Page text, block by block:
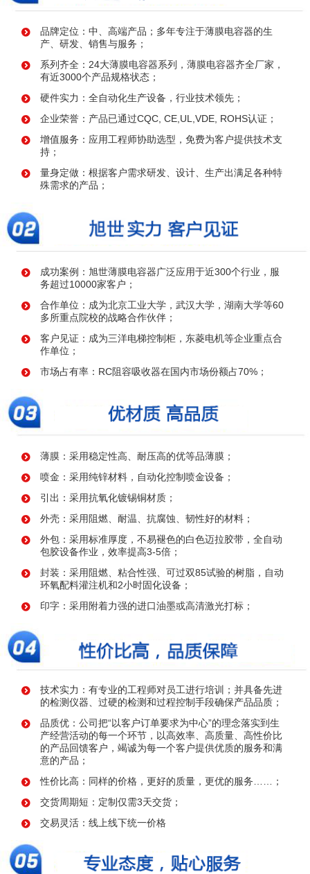
品牌定位：中、高端产品；多年专注于薄膜电容器的生
产、研发、销售与服务；
系列齐全：24大薄膜电容器系列，薄膜电容器齐全厂家，
有近3000个产品规格状态；
硬件实力：全自动化生产设备，行业技术领先；
企业荣誉：产品已通过CQC, CE,UL,VDE, ROHS认证；
增值服务：应用工程师协助选型，免费为客户提供技术支
持；
量身定做：根据客户需求研发、设计、生产出满足各种特
殊需求的产品；
成功案例：旭世薄膜电容器广泛应用于近300个行业，服
务超过10000家客户；
合作单位：成为北京工业大学，武汉大学，湖南大学等60
多所重点院校的战略合作伙伴；
客户见证：成为三洋电梯控制柜，东菱电机等企业重点合
作单位；
市场占有率：RC阻容吸收器在国内市场份额占70%；
薄膜：采用稳定性高、耐压高的优等品薄膜；
喷金：采用纯锌材料，自动化控制喷金设备；
引出：采用抗氧化镀锡铜材质；
外壳：采用阻燃、耐温、抗腐蚀、韧性好的材料；
外包：采用标准厚度，不易褪色的白色迈拉胶带，全自动
包胶设备作业，效率提高3-5倍；
封装：采用阻燃、粘合性强、可过双85试验的树脂，自动
环氧配料灌注机和2小时固化设备；
印字：采用附着力强的进口油墨或高清激光打标；
技术实力：有专业的工程师对员工进行培训；并具备先进
的检测仪器、过硬的检测和过程控制手段确保产品品质；
品质优：公司把“以客户订单要求为中心”的理念落实到生
产经营活动的每一个环节，以高效率、高质量、高性价比
的产品回馈客户，竭诚为每一个客户提供优质的服务和满
意的产品；
性价比高：同样的价格，更好的质量，更优的服务……；
交货周期短：定制仅需3天交货；
交易灵活：线上线下统一价格